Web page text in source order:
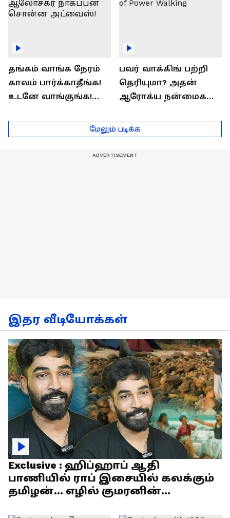
தங்கம் வாங்க நேரம்
காலம் பார்க்காதீங்க!
உடனே வாங்குங்க!
ஆலோசகர் நாகப்பன்
சொன்ன அட்வைஸ்!
பவர் வாக்கிங் பற்றி
தெரியுமா? அதன்
ஆரோக்ய நன்மைகள்
of Power Walking
மேலும் படிக்க
இதர வீடியோக்கள்
Exclusive : ஹிப்ஹாப் ஆதி
பாணியில் ராப் இசையில் கலக்கும்
தமிழன்... எழில் குமரனின்